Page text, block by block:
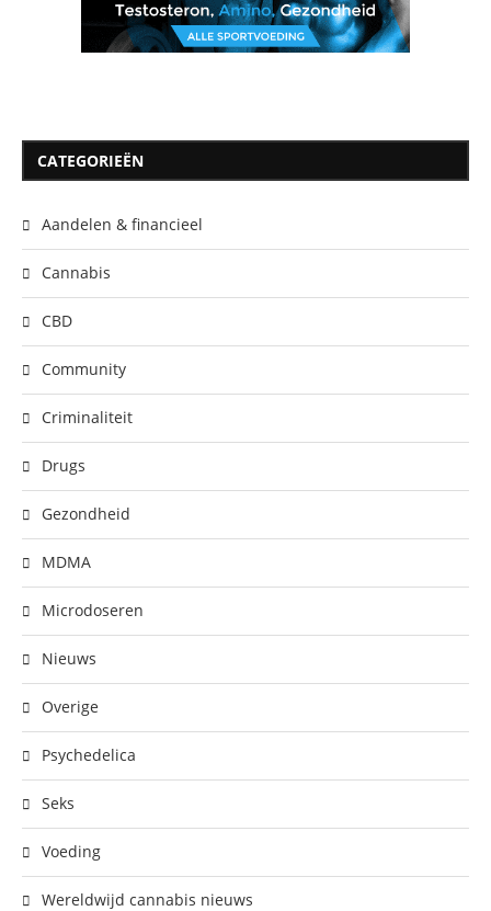
CATEGORIEËN
Aandelen & financieel
Cannabis
CBD
Community
Criminaliteit
Drugs
Gezondheid
MDMA
Microdoseren
Nieuws
Overige
Psychedelica
Seks
Voeding
Wereldwijd cannabis nieuws